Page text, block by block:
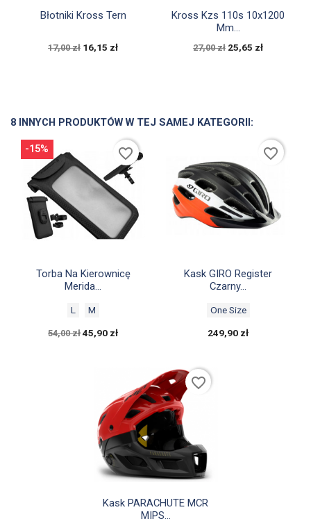
Szybki podgląd
Błotniki Kross Tern
17,00 zł 16,15 zł
 Szybki podgląd
Kross Kzs 110s 10x1200
Mm...
27,00 zł 25,65 zł
8 INNYCH PRODUKTÓW W TEJ SAMEJ KATEGORII:
Szybki podgląd
Torba Na Kierownicę
Merida...
L M
54,00 zł 45,90 zł
-15% favorite_border
Szybki podgląd
Kask GIRO Register
Czarny...
One Size
249,90 zł
favorite_border
Szybki podgląd
Kask PARACHUTE MCR
MIPS...
favorite_border